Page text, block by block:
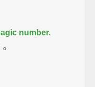
number.